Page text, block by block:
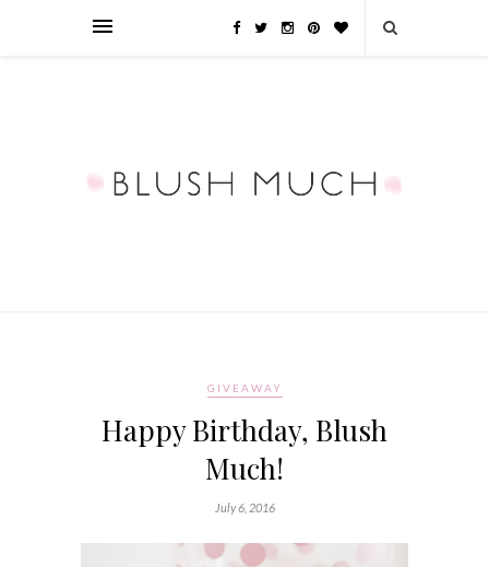
GIVEAWAY
Happy Birthday, Blush
Much!
July 6, 2016